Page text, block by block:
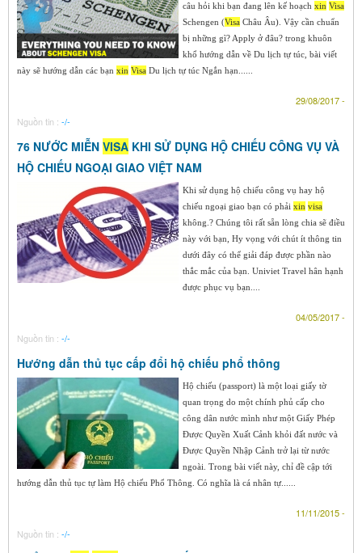
câu hỏi khi bạn đang lên kế hoạch xin Visa
Schengen (Visa Châu Âu). Vậy cần chuẩn
bị những gì? Apply ở đâu? trong khuôn
khổ hướng dẫn về Du lịch tự túc, bài viết
này sẽ hướng dẫn các bạn xin Visa Du lịch tự túc Ngắn hạn......
29/08/2017 -
Nguồn tin : -/-
76 NƯỚC MIỄN VISA KHI SỬ DỤNG HỘ CHIẾU CÔNG VỤ VÀ
HỘ CHIẾU NGOẠI GIAO VIỆT NAM
Khi sử dụng hộ chiếu công vụ hay hộ
chiếu ngoại giao bạn có phải xin visa
không.? Chúng tôi rất sẵn lòng chia sẽ điều
này với bạn, Hy vọng với chút ít thông tin
dưới đây có thể giải đáp được phần nào
thắc mắc của bạn. Univiet Travel hân hạnh
được phục vụ bạn....
04/05/2017 -
Nguồn tin : -/-
Hướng dẫn thủ tục cấp đổi hộ chiếu phổ thông
Hộ chiếu (passport) là một loại giấy tờ
quan trọng do một chính phủ cấp cho
công dân nước mình như một Giấy Phép
Ðược Quyền Xuất Cảnh khỏi đất nước và
Ðược Quyền Nhập Cảnh trở lại từ nước
ngoài. Trong bài viết này, chỉ đề cập tới
hướng dẫn thủ tục tự làm Hộ chiếu Phổ Thông. Có nghĩa là cá nhân tự......
11/11/2015 -
Nguồn tin : -/-